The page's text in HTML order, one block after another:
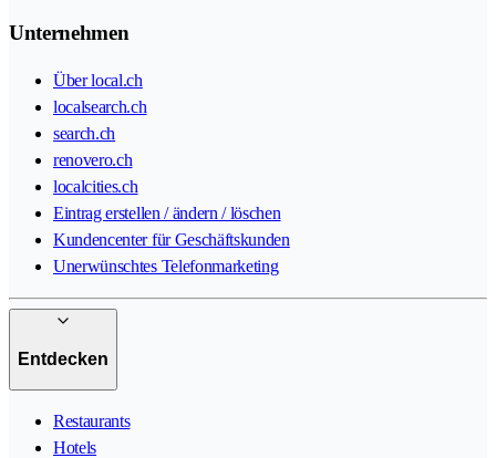
Unternehmen
Über local.ch
localsearch.ch
search.ch
renovero.ch
localcities.ch
Eintrag erstellen / ändern / löschen
Kundencenter für Geschäftskunden
Unerwünschtes Telefonmarketing
Entdecken
Restaurants
Hotels